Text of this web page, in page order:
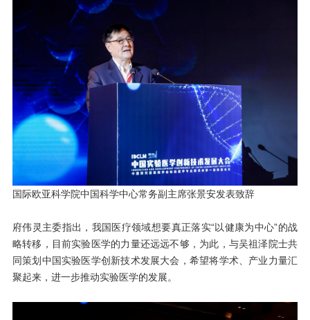
国际欧亚科学院中国科学中心常务副主席张景安发表致辞
府伟灵主委指出，我国医疗领域想要真正落实“以健康为中心”的战
略转移，目前实验医学的力量还远远不够，为此，与吴祖泽院士共
同策划中国实验医学创新技术发展大会，希望将学术、产业力量汇
聚起来，进一步推动实验医学的发展。